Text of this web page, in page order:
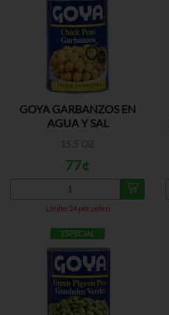
GOYA GARBANZOS EN
AGUA Y SAL
15.5 OZ
Límite 24 por orden
77¢
ESPECIAL